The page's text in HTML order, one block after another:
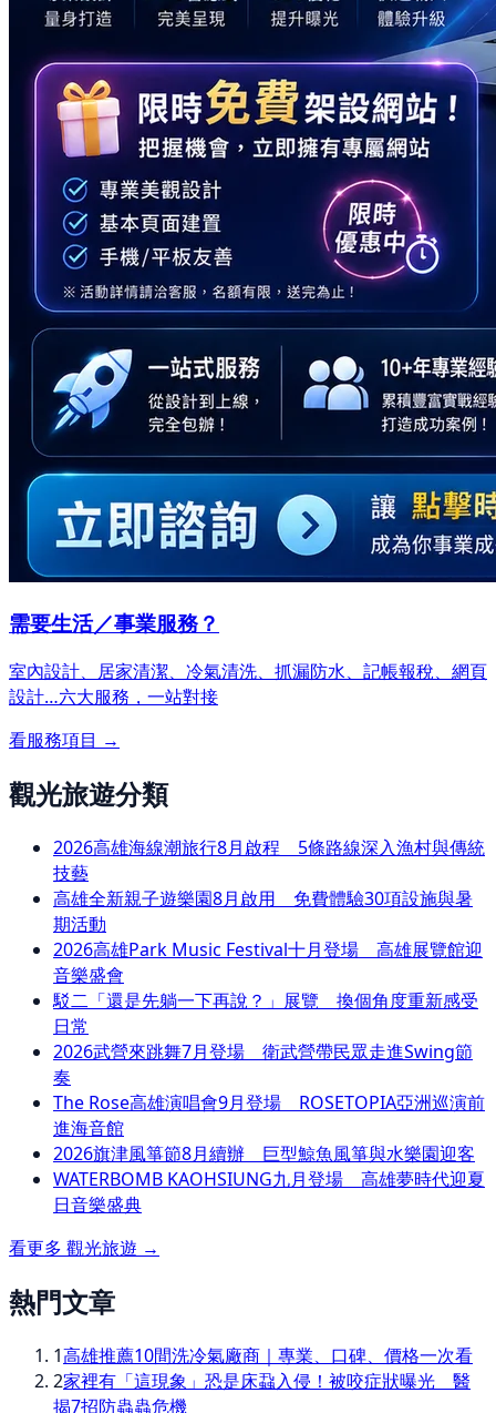
需要生活／事業服務？
室內設計、居家清潔、冷氣清洗、抓漏防水、記帳報稅、網頁
設計…六大服務，一站對接
看服務項目 →
觀光旅遊分類
2026高雄海線潮旅行8月啟程 5條路線深入漁村與傳統
技藝
高雄全新親子遊樂園8月啟用 免費體驗30項設施與暑
期活動
2026高雄Park Music Festival十月登場 高雄展覽館迎
音樂盛會
駁二「還是先躺一下再說？」展覽 換個角度重新感受
日常
2026武營來跳舞7月登場 衛武營帶民眾走進Swing節
奏
The Rose高雄演唱會9月登場 ROSETOPIA亞洲巡演前
進海音館
2026旗津風箏節8月續辦 巨型鯨魚風箏與水樂園迎客
WATERBOMB KAOHSIUNG九月登場 高雄夢時代迎夏
日音樂盛典
看更多 觀光旅遊 →
熱門文章
1高雄推薦10間洗冷氣廠商｜專業、口碑、價格一次看
2家裡有「這現象」恐是床蝨入侵！被咬症狀曝光 醫
揭7招防蟲蟲危機